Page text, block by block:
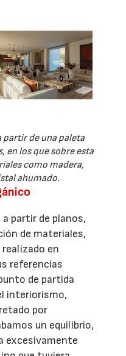
partir de una paleta
en los que sobre esta
como madera,
ahumado.
partir de planos,
de materiales,
en
referencias
de partida
interiorismo,
por
un equilibrio,
excesivamente